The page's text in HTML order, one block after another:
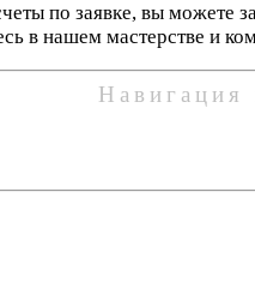
по заявке, вы можете
в нашем мастерстве и
Навигация